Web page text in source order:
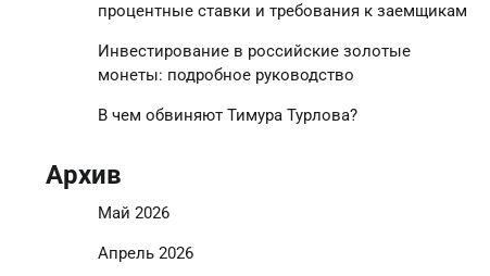
процентные ставки и требования к заемщикам
Инвестирование в российские золотые
монеты: подробное руководство
В чем обвиняют Тимура Турлова?
Архив
Май 2026
Апрель 2026